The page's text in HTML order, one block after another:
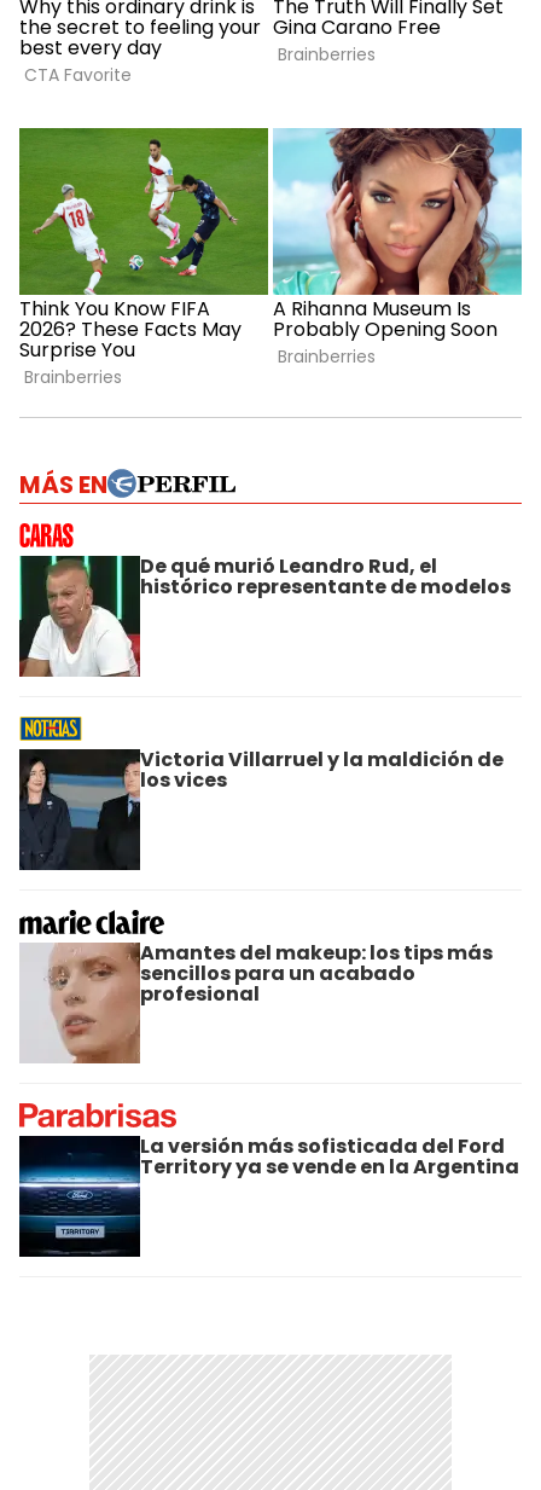
MÁS EN
De qué murió Leandro Rud, el
histórico representante de modelos
Victoria Villarruel y la maldición de
los vices
Amantes del makeup: los tips más
sencillos para un acabado
profesional
La versión más sofisticada del Ford
Territory ya se vende en la Argentina